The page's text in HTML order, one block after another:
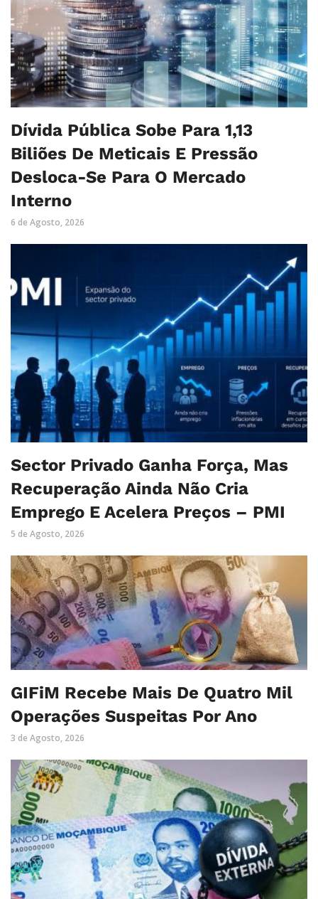
Dívida Pública Sobe Para 1,13
Biliões De Meticais E Pressão
Desloca-Se Para O Mercado
Interno
6 de Agosto, 2026
Sector Privado Ganha Força, Mas
Recuperação Ainda Não Cria
Emprego E Acelera Preços – PMI
5 de Agosto, 2026
GIFiM Recebe Mais De Quatro Mil
Operações Suspeitas Por Ano
3 de Agosto, 2026